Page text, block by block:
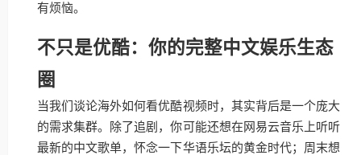
有烦恼。
不只是优酷：你的完整中文娱乐生态
圈
当我们谈论海外如何看优酷视频时，其实背后是一个庞大
的需求集群。除了追剧，你可能还想在网易云音乐上听听
最新的中文歌单，怀念一下华语乐坛的黄金时代；周末想